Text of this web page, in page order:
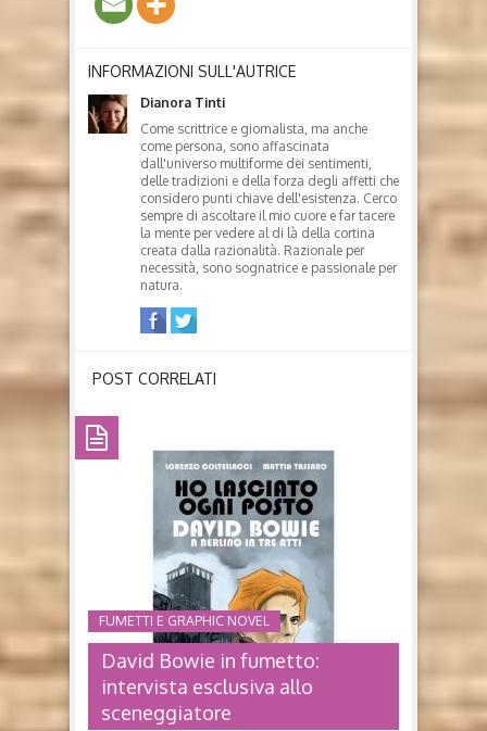
INFORMAZIONI SULL'AUTRICE
Dianora Tinti
Come scrittrice e giornalista, ma anche
come persona, sono affascinata
dall'universo multiforme dei sentimenti,
delle tradizioni e della forza degli affetti che
considero punti chiave dell'esistenza. Cerco
sempre di ascoltare il mio cuore e far tacere
la mente per vedere al di là della cortina
creata dalla razionalità. Razionale per
necessità, sono sognatrice e passionale per
natura.
POST CORRELATI
FUMETTI E GRAPHIC NOVEL
David Bowie in fumetto:
intervista esclusiva allo
sceneggiatore